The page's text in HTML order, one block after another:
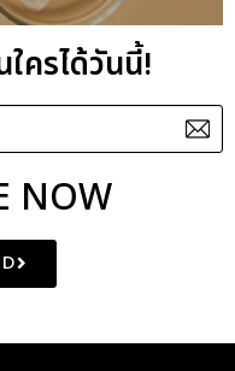
ครได้วันนี้!
NOW